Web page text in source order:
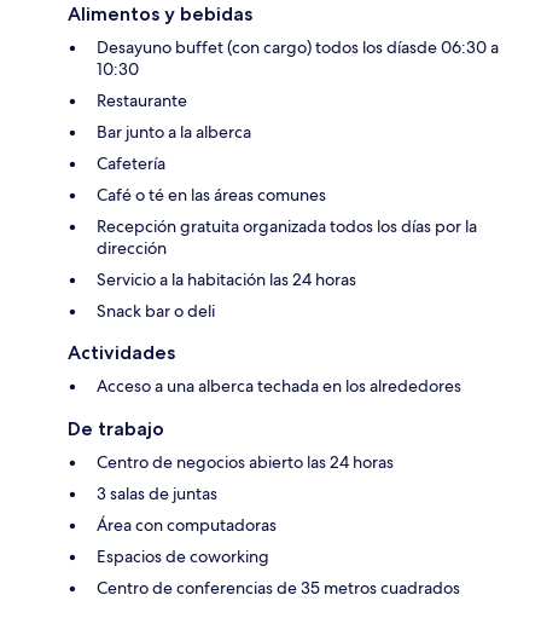
Alimentos y bebidas
Desayuno buffet (con cargo) todos los díasde 06:30 a
10:30
Restaurante
Bar junto a la alberca
Cafetería
Café o té en las áreas comunes
Recepción gratuita organizada todos los días por la
dirección
Servicio a la habitación las 24 horas
Snack bar o deli
Actividades
Acceso a una alberca techada en los alrededores
De trabajo
Centro de negocios abierto las 24 horas
3 salas de juntas
Área con computadoras
Espacios de coworking
Centro de conferencias de 35 metros cuadrados